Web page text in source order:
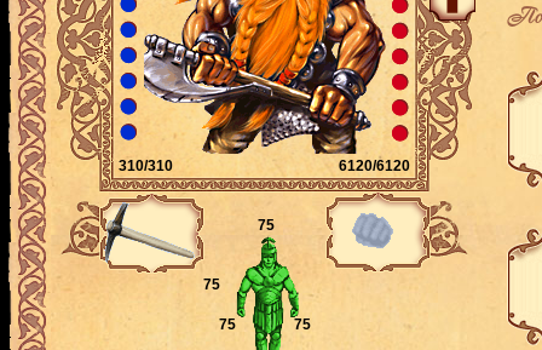
310/310 6120/6120
75
75
75 75